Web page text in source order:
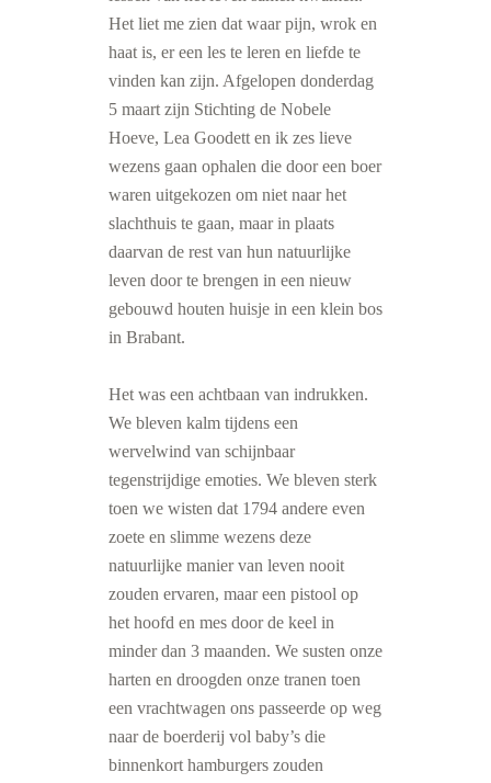
Het liet me zien dat waar pijn, wrok en
haat is, er een les te leren en liefde te
vinden kan zijn. Afgelopen donderdag
5 maart zijn Stichting de Nobele
Hoeve, Lea Goodett en ik zes lieve
wezens gaan ophalen die door een boer
waren uitgekozen om niet naar het
slachthuis te gaan, maar in plaats
daarvan de rest van hun natuurlijke
leven door te brengen in een nieuw
gebouwd houten huisje in een klein bos
in Brabant.
Het was een achtbaan van indrukken.
We bleven kalm tijdens een
wervelwind van schijnbaar
tegenstrijdige emoties. We bleven sterk
toen we wisten dat 1794 andere even
zoete en slimme wezens deze
natuurlijke manier van leven nooit
zouden ervaren, maar een pistool op
het hoofd en mes door de keel in
minder dan 3 maanden. We susten onze
harten en droogden onze tranen toen
een vrachtwagen ons passeerde op weg
naar de boerderij vol baby’s die
binnenkort hamburgers zouden